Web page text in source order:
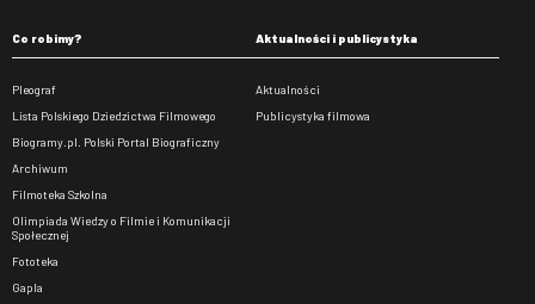
Co robimy?
Pleograf
Lista Polskiego Dziedzictwa Filmowego
Biogramy.pl. Polski Portal Biograficzny
Archiwum
Filmoteka Szkolna
Olimpiada Wiedzy o Filmie i Komunikacji
Społecznej
Fototeka
Gapla
Aktualności i publicystyka
Aktualności
Publicystyka filmowa